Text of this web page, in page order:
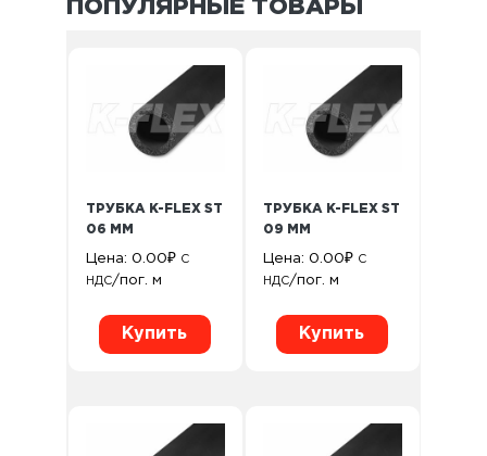
ПОПУЛЯРНЫЕ ТОВАРЫ
ТРУБКА K-FLEX ST
06 ММ
Цена: 0.00₽ С
НДС/пог. м
Купить
ТРУБКА K-FLEX ST
09 ММ
Цена: 0.00₽ С
НДС/пог. м
Купить